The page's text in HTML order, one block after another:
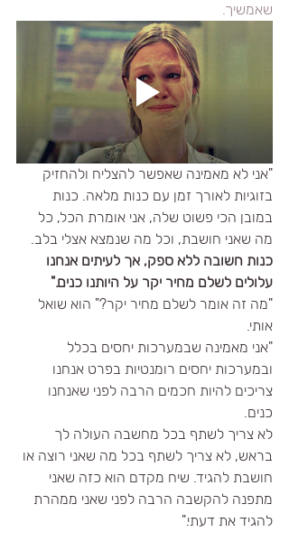
שאמשיך.
"אני לא מאמינה שאפשר להצליח ולהחזיק
בזוגיות לאורך זמן עם כנות מלאה. כנות
במובן הכי פשוט שלה, אני אומרת הכל, כל
מה שאני חושבת, וכל מה שנמצא אצלי בלב.
כנות חשובה ללא ספק, אך לעיתים אנחנו
עלולים לשלם מחיר יקר על היותנו כנים."
"מה זה אומר לשלם מחיר יקר?" הוא שואל
אותי.
"אני מאמינה שבמערכות יחסים בכלל
ובמערכות יחסים רומנטיות בפרט אנחנו
צריכים להיות חכמים הרבה לפני שאנחנו
כנים.
לא צריך לשתף בכל מחשבה העולה לך
בראש, לא צריך לשתף בכל מה שאני רוצה או
חושבת להגיד. שיח מקדם הוא כזה שאני
מתפנה להקשבה הרבה לפני שאני ממהרת
להגיד את דעתי."